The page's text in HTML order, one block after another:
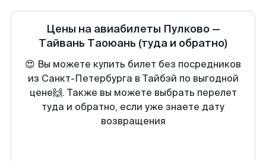
Цены на авиабилеты Пулково—
Тайвань Таоюань (туда и обратно)
😍 Вы можете купить билет без посредников
из Санкт-Петербурга в Тайбэй по выгодной
цене🙌. Также вы можете выбрать перелет
туда и обратно, если уже знаете дату
возвращения